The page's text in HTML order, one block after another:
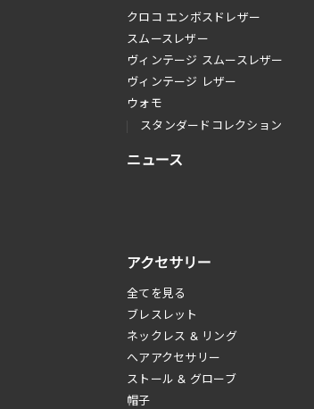
クロコ エンボスドレザー
スムースレザー
ヴィンテージ スムースレザー
ヴィンテージ レザー
ウォモ
スタンダードコレクション
ニュース
アクセサリー
全てを見る
ブレスレット
ネックレス & リング
へアアクセサリー
ストール & グローブ
帽子